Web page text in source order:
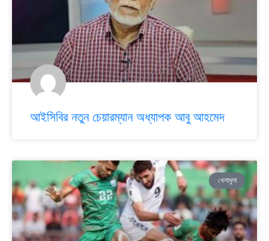
আইসিবির নতুন চেয়ারম্যান অধ্যাপক আবু আহমেদ
খেলাধুলা